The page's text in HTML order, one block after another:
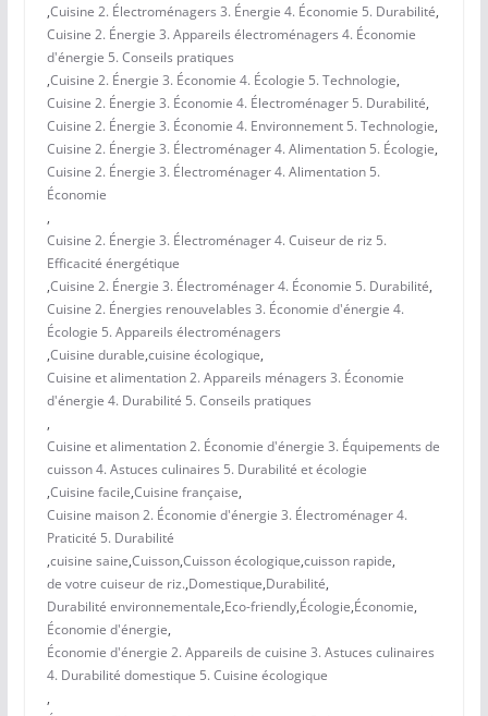
,Cuisine 2. Électroménagers 3. Énergie 4. Économie 5. Durabilité,
Cuisine 2. Énergie 3. Appareils électroménagers 4. Économie
d'énergie 5. Conseils pratiques
,Cuisine 2. Énergie 3. Économie 4. Écologie 5. Technologie,
Cuisine 2. Énergie 3. Économie 4. Électroménager 5. Durabilité,
Cuisine 2. Énergie 3. Économie 4. Environnement 5. Technologie,
Cuisine 2. Énergie 3. Électroménager 4. Alimentation 5. Écologie,
Cuisine 2. Énergie 3. Électroménager 4. Alimentation 5.
Économie
,
Cuisine 2. Énergie 3. Électroménager 4. Cuiseur de riz 5.
Efficacité énergétique
,Cuisine 2. Énergie 3. Électroménager 4. Économie 5. Durabilité,
Cuisine 2. Énergies renouvelables 3. Économie d'énergie 4.
Écologie 5. Appareils électroménagers
,Cuisine durable,cuisine écologique,
Cuisine et alimentation 2. Appareils ménagers 3. Économie
d'énergie 4. Durabilité 5. Conseils pratiques
,
Cuisine et alimentation 2. Économie d'énergie 3. Équipements de
cuisson 4. Astuces culinaires 5. Durabilité et écologie
,Cuisine facile,Cuisine française,
Cuisine maison 2. Économie d'énergie 3. Électroménager 4.
Praticité 5. Durabilité
,cuisine saine,Cuisson,Cuisson écologique,cuisson rapide,
de votre cuiseur de riz.,Domestique,Durabilité,
Durabilité environnementale,Eco-friendly,Écologie,Économie,
Économie d'énergie,
Économie d'énergie 2. Appareils de cuisine 3. Astuces culinaires
4. Durabilité domestique 5. Cuisine écologique
,